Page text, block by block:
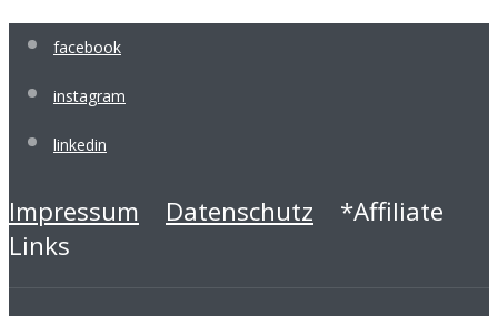
facebook
instagram
linkedin
Impressum Datenschutz *Affiliate
Links